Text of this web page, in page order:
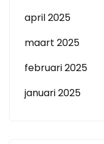
april 2025
maart 2025
februari 2025
januari 2025